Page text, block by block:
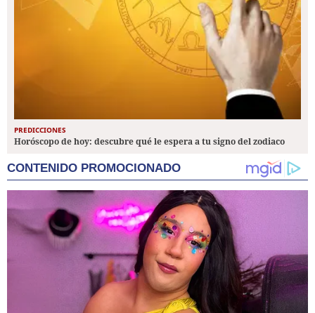
PREDICCIONES
Horóscopo de hoy: descubre qué le espera a tu signo del zodiaco
CONTENIDO PROMOCIONADO